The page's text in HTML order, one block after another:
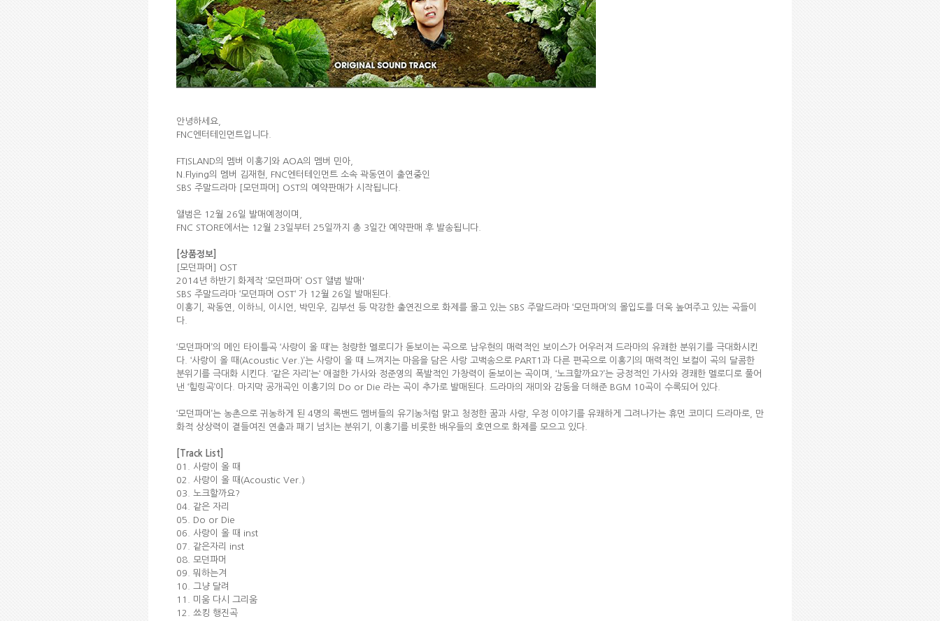
안녕하세요,
FNC엔터테인먼트입니다.
FTISLAND의 멤버 이홍기와 AOA의 멤버 민아,
N.Flying의 멤버 김재현, FNC엔터테인먼트 소속 곽동연이 출연중인
SBS 주말드라마 [모던파머] OST의 예약판매가 시작됩니다.
앨범은 12월 26일 발매예정이며,
FNC STORE에서는 12월 23일부터 25일까지 총 3일간 예약판매 후 발송됩니다.
[상품정보]
[모던파머] OST
2014년 하반기 화제작 ‘모던파머’ OST 앨범 발매'
SBS 주말드라마 ‘모던파머 OST‘ 가 12월 26일 발매된다.
이홍기, 곽동연, 이하늬, 이시언, 박민우, 김부선 등 막강한 출연진으로 화제를 몰고 있는 SBS 주말드라마 ‘모던파머’의 몰입도를 더욱 높여주고 있는 곡들이
다.
‘모던파머’의 메인 타이틀곡 ‘사랑이 올 때’는 청량한 멜로디가 돋보이는 곡으로 남우현의 매력적인 보이스가 어우러져 드라마의 유쾌한 분위기를 극대화시킨
다. ‘사랑이 올 때(Acoustic Ver.)’는 사랑이 올 때 느껴지는 마음을 담은 사랑 고백송으로 PART1과 다른 편곡으로 이홍기의 매력적인 보컬이 곡의 달콤한
분위기를 극대화 시킨다. ‘같은 자리’는‘ 애절한 가사와 정준영의 폭발적인 가창력이 돋보이는 곡이며, ‘노크할까요?’는 긍정적인 가사와 경쾌한 멜로디로 풀어
낸 ‘힐링곡’이다. 마지막 공개곡인 이홍기의 Do or Die 라는 곡이 추가로 발매된다. 드라마의 재미와 감동을 더해준 BGM 10곡이 수록되어 있다.
‘모던파머’는 농촌으로 귀농하게 된 4명의 록밴드 멤버들의 유기농처럼 맑고 청정한 꿈과 사랑, 우정 이야기를 유쾌하게 그려나가는 휴먼 코미디 드라마로, 만
화적 상상력이 곁들여진 연출과 패기 넘치는 분위기, 이홍기를 비롯한 배우들의 호연으로 화제를 모으고 있다.
[Track List]
01. 사랑이 올 때
02. 사랑이 올 때(Acoustic Ver.)
03. 노크할까요?
04. 같은 자리
05. Do or Die
06. 사랑이 올 때 inst
07. 같은자리 inst
08. 모던파머
09. 뭐하는겨
10. 그냥 달려
11. 미움 다시 그리움
12. 쑈킹 행진곡